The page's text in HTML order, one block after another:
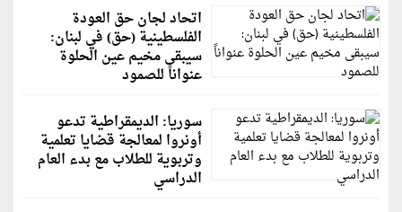
اتحاد لجان حق العودة
الفلسطينية (حق) في لبنان:
سيبقى مخيم عين الحلوة
عنواناً للصمود
سوريا: الديمقراطية تدعو
أونروا لمعالجة قضايا تعلمية
وتربوية للطلاب مع بدء العام
الدراسي